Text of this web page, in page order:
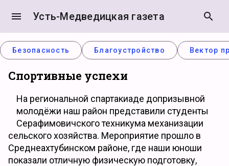
menu Усть-Медведицкая газета search
Безопасность Благоустройство Вектор
Спортивные успехи
На региональной спартакиаде допризывной
молодёжи наш район представили студенты
Серафимовичского техникума механизации
сельского хозяйства. Мероприятие прошло в
Среднеахтубинском районе, где наши юноши
показали отличную физическую подготовку,